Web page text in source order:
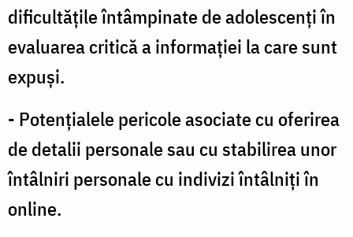
dificultăţile întâmpinate de adolescenţi în
evaluarea critică a informaţiei la care sunt
expuşi.
- Potenţialele pericole asociate cu oferirea
de detalii personale sau cu stabilirea unor
întâlniri personale cu indivizi întâlniţi în
online.